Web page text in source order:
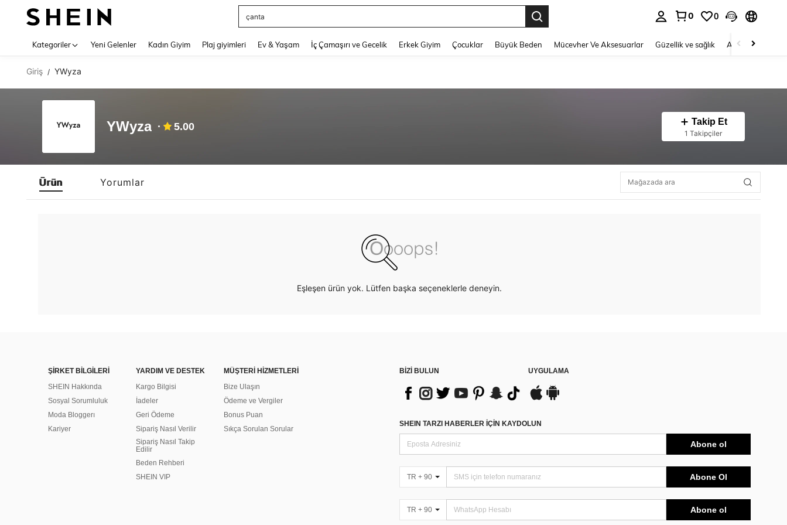
çanta
0 0
Kategoriler Yeni Gelenler Kadın Giyim Plaj giyimleri Ev & Yaşam İç Çamaşırı ve Gecelik Erkek Giyim Çocuklar Büyük Beden Mücevher Ve Aksesuarlar Güzellik ve sağlık Ayakkabı
Giriş / YWyza
YWyza 5.00 Takip Et
1 Takipçiler
Ürün Yorumlar
Eşleşen ürün yok. Lütfen başka seçeneklerle deneyin.
ŞİRKET BİLGİLERİ
SHEIN Hakkında
Sosyal Sorumluluk
Moda Bloggerı
Kariyer
YARDIM VE DESTEK
Kargo Bilgisi
İadeler
Geri Ödeme
Sipariş Nasıl Verilir
Sipariş Nasıl Takip
Edilir
Beden Rehberi
SHEIN VIP
MÜŞTERİ HİZMETLERİ
Bize Ulaşın
Ödeme ve Vergiler
Bonus Puan
Sıkça Sorulan Sorular
BİZİ BULUN UYGULAMA
SHEIN TARZI HABERLER IÇIN KAYDOLUN
Abone ol
TR + 90 Abone Ol
TR + 90 Abone ol